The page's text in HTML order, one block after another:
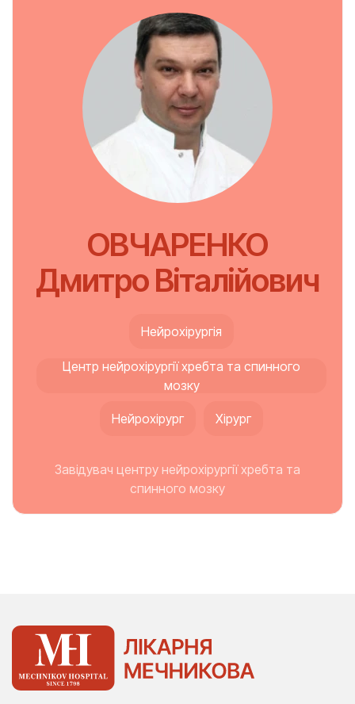
ОВЧАРЕНКО
Дмитро Віталійович
Нейрохірургія
Центр нейрохірургії хребта та спинного
мозку
Нейрохірург Хірург
Завідувач центру нейрохірургії хребта та
спинного мозку